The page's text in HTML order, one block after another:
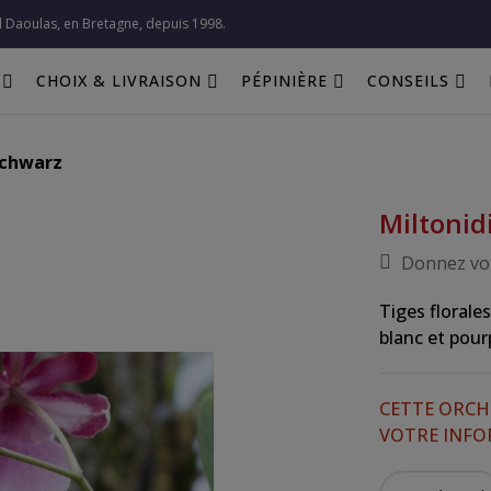
en Bretagne, depuis 1998.​
CHOIX & LIVRAISON PÉPINIÈRE CONSEILS
Donnez
Tiges
blanc et
CETTE
VOTRE